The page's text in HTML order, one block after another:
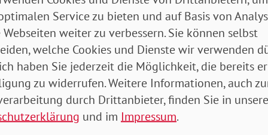
und der Expertise aller Fachleute und von
erfolgte im Januar eine Erhöhung um lediglich 14
Offenbarungseid gleichkam.
Bauer wies noch einmal auf die Extremlage
hin.
hat die finanzielle Situation von Millionen
Service zu bieten und auf Basis von
Webseiten weiter zu verbessern. Sie können selbst
welche Cookies und Dienste wir verwenden
haben Sie jederzeit die Möglichkeit, die bereits
zu widerrufen. Weitere Informationen, auch
durch Drittanbieter, finden Sie in
und im Impressum.